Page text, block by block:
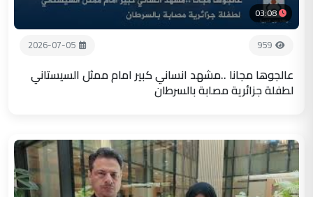
03:08
959
2026-07-05
عالجوها مجانا ..مشهد انساني كبير امام ممثل السيستاني
لطفلة جزائرية مصابة بالسرطان